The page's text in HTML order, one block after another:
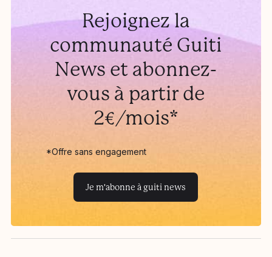
Rejoignez la
communauté Guiti
News et abonnez-
vous à partir de
2€/mois*
*Offre sans engagement
Je m'abonne à guiti news